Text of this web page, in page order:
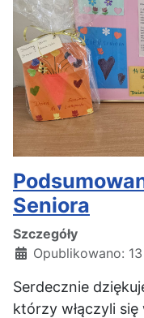
Seniora
Szczegóły
Opublikowano:
Serdecznie
którzy włączyli